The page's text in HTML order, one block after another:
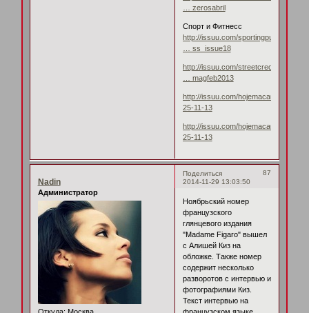
… zerosabril
Спорт и Фитнесс
http://issuu.com/sportingpublications/
… ss_issue18
http://issuu.com/streetcredmag/docs/
… magfeb2013
http://issuu.com/hojemacau/docs/hm-
25-11-13
http://issuu.com/hojemacau/docs/hm-
25-11-13
Поделиться
87
2014-11-29 13:03:50
Nadin
Администратор
Ноябрьский номер
французского
глянцевого издания
"Madame Figaro" вышел
с Алишей Киз на
обложке. Также номер
содержит несколько
разворотов с интервью и
фотографиями Киз.
Текст интервью на